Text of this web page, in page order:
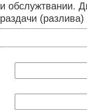
и обслужтвании.
раздачи (разлива)